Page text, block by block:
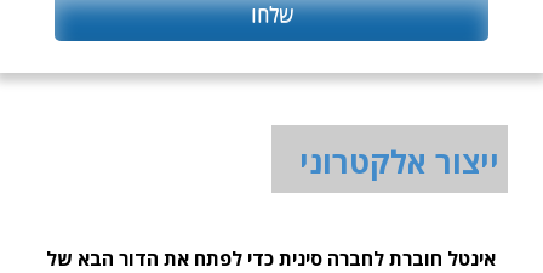
ייצור אלקטרוני
אינטל חוברת לחברה סינית כדי לפתח את הדור הבא של